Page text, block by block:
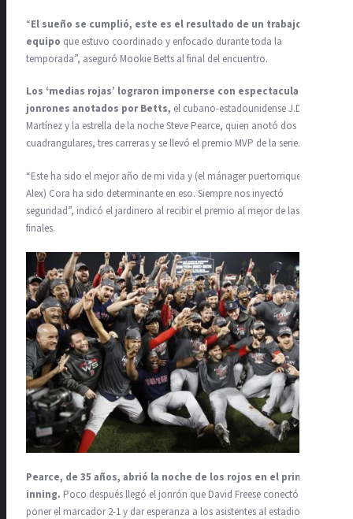
“El sueño se cumplió, este es el resultado de un trabajo en
equipo que estuvo coordinado y enfocado durante toda la
temporada”, aseguró Mookie Betts al final del encuentro.
Los ‘medias rojas’ lograron imponerse con espectaculares
jonrones anotados por Betts, el cubano-estadounidense J.D.
Martínez y la estrella de la noche Steve Pearce, quien anotó dos
cuadrangulares, tres carreras y se llevó el premio MVP de la serie.
“Este ha sido el mejor año de mi vida y (el mánager puertorriqueño
Alex) Cora ha sido determinante en eso. Siempre nos inyectó
seguridad”, indicó el jardinero al recibir el premio al mejor de las
finales.
Pearce, de 35 años, abrió la noche de los rojos en el primer
inning. Poco después llegó el jonrón que David Freese conectó para
poner el marcador 2-1 y dar esperanza a los asistentes al estadio